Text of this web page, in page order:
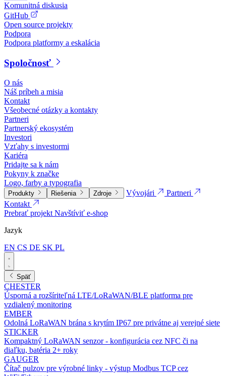
Komunitná diskusia
GitHub
Open source projekty
Podpora
Podpora platformy a eskalácia
Spoločnosť
O nás
Náš príbeh a misia
Kontakt
Všeobecné otázky a kontakty
Partneri
Partnerský ekosystém
Investori
Vzťahy s investormi
Kariéra
Pridajte sa k nám
Pokyny k značke
Logo, farby a typografia
Produkty Riešenia Zdroje Vývojári
Partneri
Kontakt
Prebrať projektNavštíviť e-shop
Jazyk
EN CS DE SK PL
Späť
CHESTER
Úsporná a rozšíriteľná LTE/LoRaWAN/BLE platforma pre
vzdialený monitoring
EMBER
Odolná LoRaWAN brána s krytím IP67 pre privátne aj verejné siete
STICKER
Kompaktný LoRaWAN senzor - konfigurácia cez NFC či na
diaľku, batéria 2+ roky
GAUGER
Čítač pulzov pre výrobné linky - výstup Modbus TCP cez